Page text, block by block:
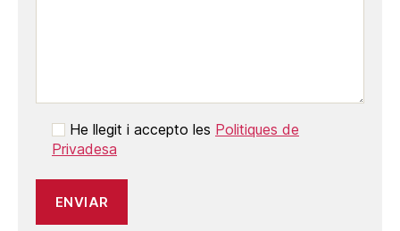
He llegit i accepto les Politiques de
Privadesa